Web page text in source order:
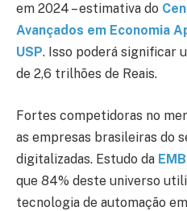
em 2024 – estimativa do
Avançados em Economia
USP. Isso poderá significar
de 2,6 trilhões de Reais.
Fortes competidoras no
as empresas brasileiras do
digitalizadas. Estudo da
que 84% deste universo
tecnologia de automação